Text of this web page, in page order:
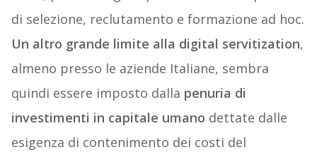
di selezione, reclutamento e formazione ad hoc.
Un altro grande limite alla digital servitization,
almeno presso le aziende Italiane, sembra
quindi essere imposto dalla penuria di
investimenti in capitale umano dettate dalle
esigenza di contenimento dei costi del